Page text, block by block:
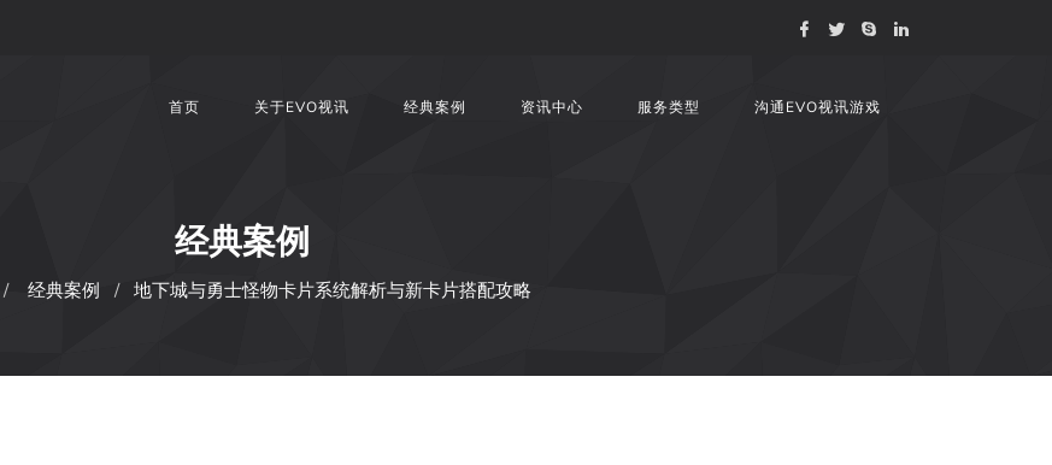
首页 关于EVO视讯 经典案例 资讯中心 服务类型 沟通EVO视讯游戏
经典案例
经典案例 地下城与勇士怪物卡片系统解析与新卡片搭配攻略